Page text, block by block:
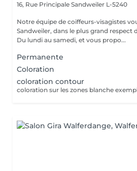
16, Rue Principale Sandweiler L-5240
Notre équipe de coiffeurs-visagistes
Sandweiler, dans le plus grand respect
Du lundi au samedi, et vous propo...
Permanente
Coloration
coloration contour
coloration sur les zones blanche